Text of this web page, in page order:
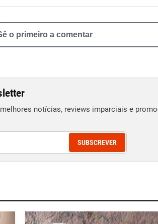
o primeiro a comentar
notícias, reviews imparciais e
SUBSCREVER